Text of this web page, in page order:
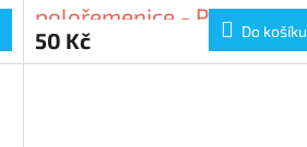
polořemenice - Piaggio
50 Kč Do košíku